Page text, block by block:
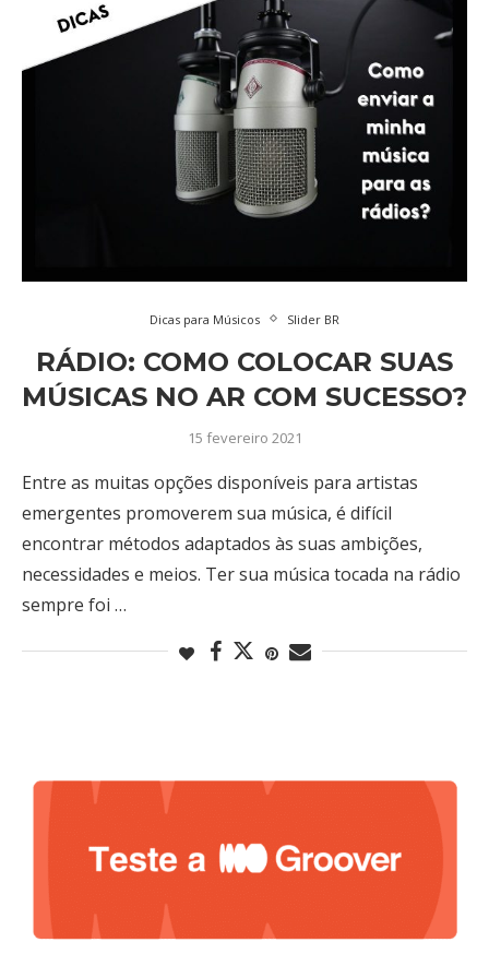
Dicas para Músicos Slider BR
RÁDIO: COMO COLOCAR SUAS
MÚSICAS NO AR COM SUCESSO?
15 fevereiro 2021
Entre as muitas opções disponíveis para artistas
emergentes promoverem sua música, é difícil
encontrar métodos adaptados às suas ambições,
necessidades e meios. Ter sua música tocada na rádio
sempre foi …